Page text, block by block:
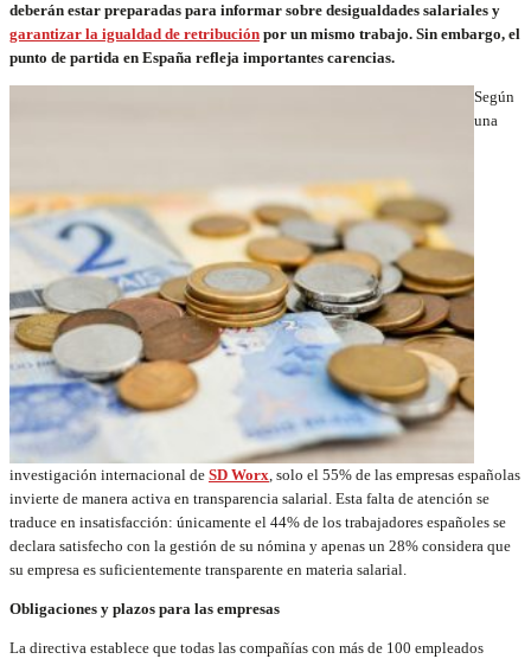
deberán estar preparadas para informar sobre desigualdades salariales y
garantizar la igualdad de retribución por un mismo trabajo. Sin embargo, el
punto de partida en España refleja importantes carencias.
Según
una
investigación internacional de SD Worx, solo el 55% de las empresas españolas
invierte de manera activa en transparencia salarial. Esta falta de atención se
traduce en insatisfacción: únicamente el 44% de los trabajadores españoles se
declara satisfecho con la gestión de su nómina y apenas un 28% considera que
su empresa es suficientemente transparente en materia salarial.
Obligaciones y plazos para las empresas
La directiva establece que todas las compañías con más de 100 empleados